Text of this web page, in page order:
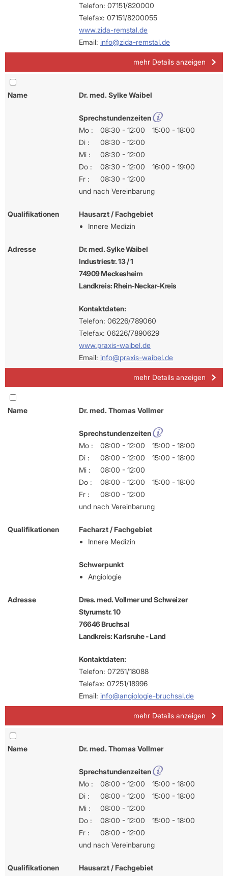
Telefon: 07151/820000
Telefax: 07151/8200055
www.zida-remstal.de
Email: info@zida-remstal.de
mehr Details anzeigen
Name Dr. med. Sylke Waibel
Sprechstundenzeiten
Mo :
08:30 - 12:00
15:00 - 18:00
Di :
08:30 - 12:00
Mi :
08:30 - 12:00
Do :
08:30 - 12:00
16:00 - 19:00
Fr :
08:30 - 12:00
und nach Vereinbarung
Qualifikationen
Hausarzt / Fachgebiet
Innere Medizin
Adresse
Dr. med. Sylke Waibel
Industriestr. 13 / 1
74909 Meckesheim
Landkreis: Rhein-Neckar-Kreis
Kontaktdaten:
Telefon: 06226/789060
Telefax: 06226/7890629
www.praxis-waibel.de
Email: info@praxis-waibel.de
mehr Details anzeigen
Name Dr. med. Thomas Vollmer
Sprechstundenzeiten
Mo :
08:00 - 12:00
15:00 - 18:00
Di :
08:00 - 12:00
15:00 - 18:00
Mi :
08:00 - 12:00
Do :
08:00 - 12:00
15:00 - 18:00
Fr :
08:00 - 12:00
und nach Vereinbarung
Qualifikationen
Facharzt / Fachgebiet
Innere Medizin
Schwerpunkt
Angiologie
Adresse
Dres. med. Vollmer und Schweizer
Styrumstr. 10
76646 Bruchsal
Landkreis: Karlsruhe - Land
Kontaktdaten:
Telefon: 07251/18088
Telefax: 07251/18996
Email: info@angiologie-bruchsal.de
mehr Details anzeigen
Name Dr. med. Thomas Vollmer
Sprechstundenzeiten
Mo :
08:00 - 12:00
15:00 - 18:00
Di :
08:00 - 12:00
15:00 - 18:00
Mi :
08:00 - 12:00
Do :
08:00 - 12:00
15:00 - 18:00
Fr :
08:00 - 12:00
und nach Vereinbarung
Qualifikationen
Hausarzt / Fachgebiet